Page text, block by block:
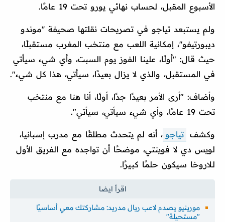
الأسبوع المقبل، لحساب نهائي يورو تحت 19 عامًا.
ولم يستبعد تياجو في تصريحات نقلتها صحيفة ''موندو
ديبورتيفو''، إمكانية اللعب مع منتخب المغرب مستقبلًا،
حيث قال: "أولًا، علينا الفوز يوم السبت، وأي شيء سيأتي
في المستقبل، والذي لا يزال بعيدًا، سيأتي، هذا كل شيء".
وأضاف: "أرى الأمر بعيدًا جدًا، أولًا، أنا هنا مع منتخب
تحت 19 عامًا، وأي شيء سيأتي، سيأتي".
وكشف تياجو ، أنه لم يتحدث مطلقًا مع مدرب إسبانيا،
لويس دي لا فوينتي، موضحًا أن تواجده مع الفريق الأول
لـلاروخا سيكون حلمًا كبيرًا.
مورينيو يصدم لاعب ريال مدريد: مشاركتك معي أساسيًا
"مستحيلة"